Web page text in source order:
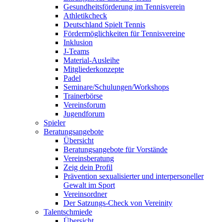
Gesundheitsförderung im Tennisverein
Athletikcheck
Deutschland Spielt Tennis
Fördermöglichkeiten für Tennisvereine
Inklusion
J-Teams
Material-Ausleihe
Mitgliederkonzepte
Padel
Seminare/Schulungen/Workshops
Trainerbörse
Vereinsforum
Jugendforum
Spieler
Beratungsangebote
Übersicht
Beratungsangebote für Vorstände
Vereinsberatung
Zeig dein Profil
Prävention sexualisierter und interpersoneller
Gewalt im Sport
Vereinsordner
Der Satzungs-Check von Vereinity
Talentschmiede